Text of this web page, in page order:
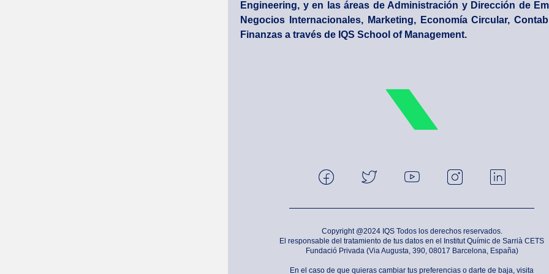
Engineering, y en las áreas de Administración y Dirección de
Negocios Internacionales, Marketing, Economía Circular,
Finanzas a través de IQS School of Management.
Copyright @2024 IQS Todos los derechos reservados.
El responsable del tratamiento de tus datos en el Institut Químic de Sarrià CETS
Fundació Privada (Via Augusta, 390, 08017 Barcelona, España)
En el caso de que quieras cambiar tus preferencias o darte de baja, visita